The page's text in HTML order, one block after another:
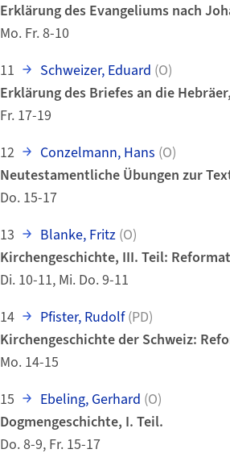
Erklärung des Evangeliums nach
Mo. Fr. 8-10
11
Schweizer, Eduard (O)
Erklärung des Briefes an die
Fr. 17-19
12
Conzelmann, Hans (O)
Neutestamentliche Übungen zur
Do. 15-17
13
Blanke, Fritz (O)
Kirchengeschichte, III. Teil:
Di. 10-11, Mi. Do. 9-11
14
Pfister, Rudolf (PD)
Kirchengeschichte der Schweiz:
Mo. 14-15
15
Ebeling, Gerhard (O)
Dogmengeschichte, I. Teil.
Do. 8-9, Fr. 15-17